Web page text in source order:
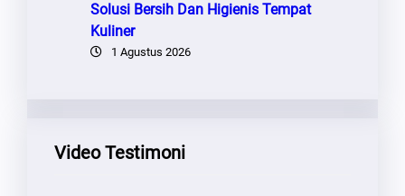
Solusi Bersih Dan Higienis Tempat
Kuliner
1 Agustus 2026
Video Testimoni